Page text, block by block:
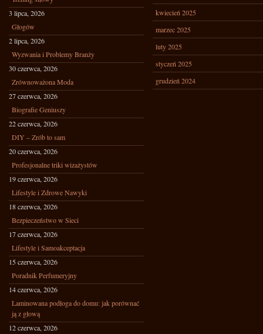
3 lipca, 2026
Głogów
2 lipca, 2026
Wyzwania i Problemy Branży
30 czerwca, 2026
Zrównoważona Moda
27 czerwca, 2026
Biografie Geniuszy
22 czerwca, 2026
DIY – Zrób to sam
20 czerwca, 2026
Profesjonalne triki wizażystów
19 czerwca, 2026
Lifestyle i Zdrowe Nawyki
18 czerwca, 2026
Bezpieczeństwo w Sieci
17 czerwca, 2026
Lifestyle i Samoakceptacja
15 czerwca, 2026
Poradnik Perfumeryjny
14 czerwca, 2026
Laminowana podłoga do domu: jak porównać
ją z głową
12 czerwca, 2026
kwiecień 2025
marzec 2025
luty 2025
styczeń 2025
grudzień 2024